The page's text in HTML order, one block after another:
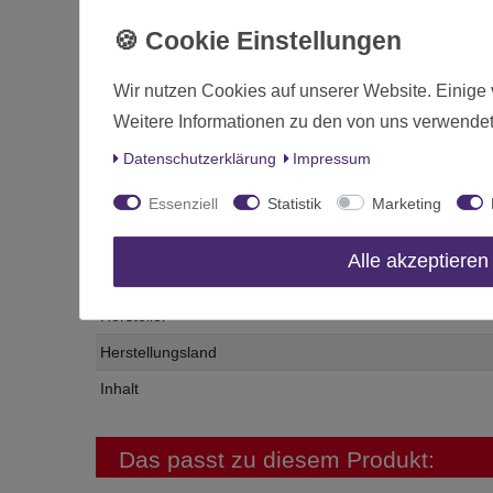
Code:92-20
5011921212330
Zustand:Neuware, original verpackt
Zustand
Art.-ID
Hersteller
Herstellungsland
Inhalt
Das passt zu diesem Produkt:
Wir nutzen Cookies auf unserer Website.
Weitere Informationen zu den von uns
Daten­schutz­erklärung Impressum
Essenziell Statistik Marketing
Alle akzeptieren